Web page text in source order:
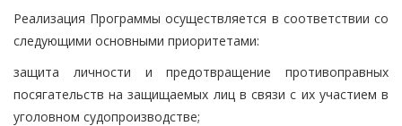
Реализация Программы осуществляется в соответствии со
следующими основными приоритетами:
защита личности и предотвращение противоправных
посягательств на защищаемых лиц в связи с их участием в
уголовном судопроизводстве;